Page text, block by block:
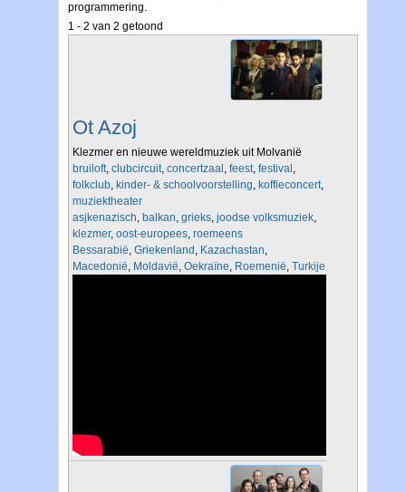
programmering.
1 - 2 van 2 getoond
Ot Azoj
Klezmer en nieuwe wereldmuziek uit Molvanië
bruiloft, clubcircuit, concertzaal , feest, festival ,
folkclub, kinder- & schoolvoorstelling, koffieconcert,
muziektheater
asjkenazisch, balkan, grieks, joodse volksmuziek,
klezmer, oost-europees, roemeens
Bessarabië, Griekenland , Kazachastan,
Macedonië, Moldavië, Oekraïne, Roemenië, Turkije